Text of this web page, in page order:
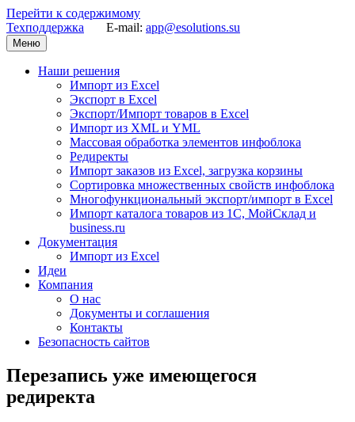
Перейти к содержимому
Техподдержка
E-mail: app@esolutions.su
Меню
Наши решения
Импорт из Excel
Экспорт в Excel
Экспорт/Импорт товаров в Excel
Импорт из XML и YML
Массовая обработка элементов инфоблока
Редиректы
Импорт заказов из Excel, загрузка корзины
Сортировка множественных свойств инфоблока
Многофункциональный экспорт/импорт в Excel
Импорт каталога товаров из 1С, МойСклад и
business.ru
Документация
Импорт из Excel
Идеи
Компания
О нас
Документы и соглашения
Контакты
Безопаcность сайтов
Перезапись уже имеющегося
редиректа